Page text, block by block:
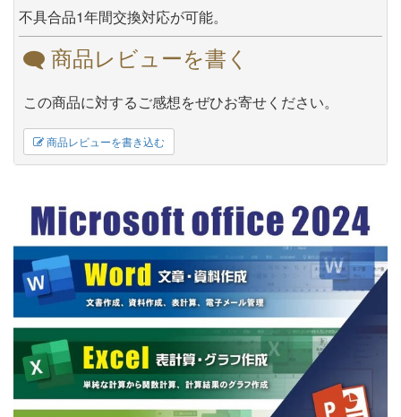
不具合品1年間交換対応が可能。
商品レビューを書く
この商品に対するご感想をぜひお寄せください。
商品レビューを書き込む